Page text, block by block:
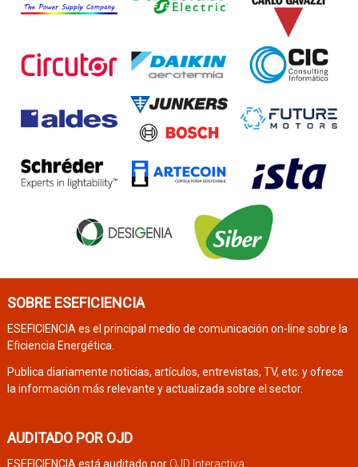
SOBRE ESEFICIENCIA
ESEFICIENCIA es el principal medio de comunicación on-line sobre la
Eficiencia Energética.
Publica diariamente noticias, artículos, entrevistas, TV, etc. y ofrece
la información más relevante y actualizada sobre el sector.
AUDITADO POR OJD
ESEFICIENCIA está auditado por OJD Interactiva